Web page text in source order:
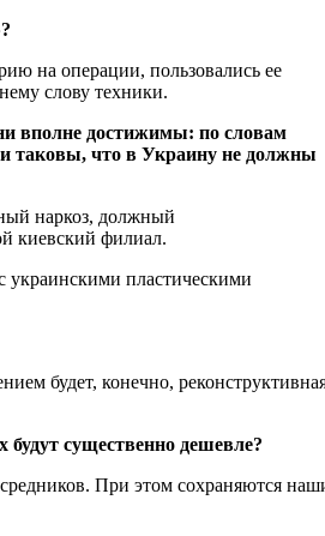
на операции, пользовались ее
слову техники.
вполне достижимы: по словам
таковы, что в Украину не должны
наркоз, должный
киевский филиал.
украинскими пластическими
будет, конечно,
существенно дешевле?
При этом сохраняются